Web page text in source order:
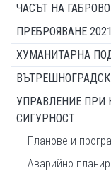
ЧАСЪТ НА ГАБРОВО
ПРЕБРОЯВАНЕ 2021
ХУМАНИТАРНА
УПРАВЛЕНИЕ ПРИ
СИГУРНОСТ
Планове и
Аварийно